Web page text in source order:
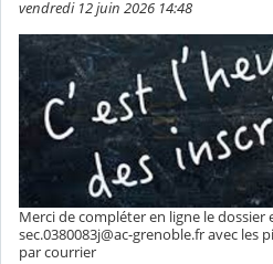
vendredi 12 juin 2026 14:48
Merci de compléter en ligne le dossier
sec.0380083j@ac-grenoble.fr avec les
par courrier